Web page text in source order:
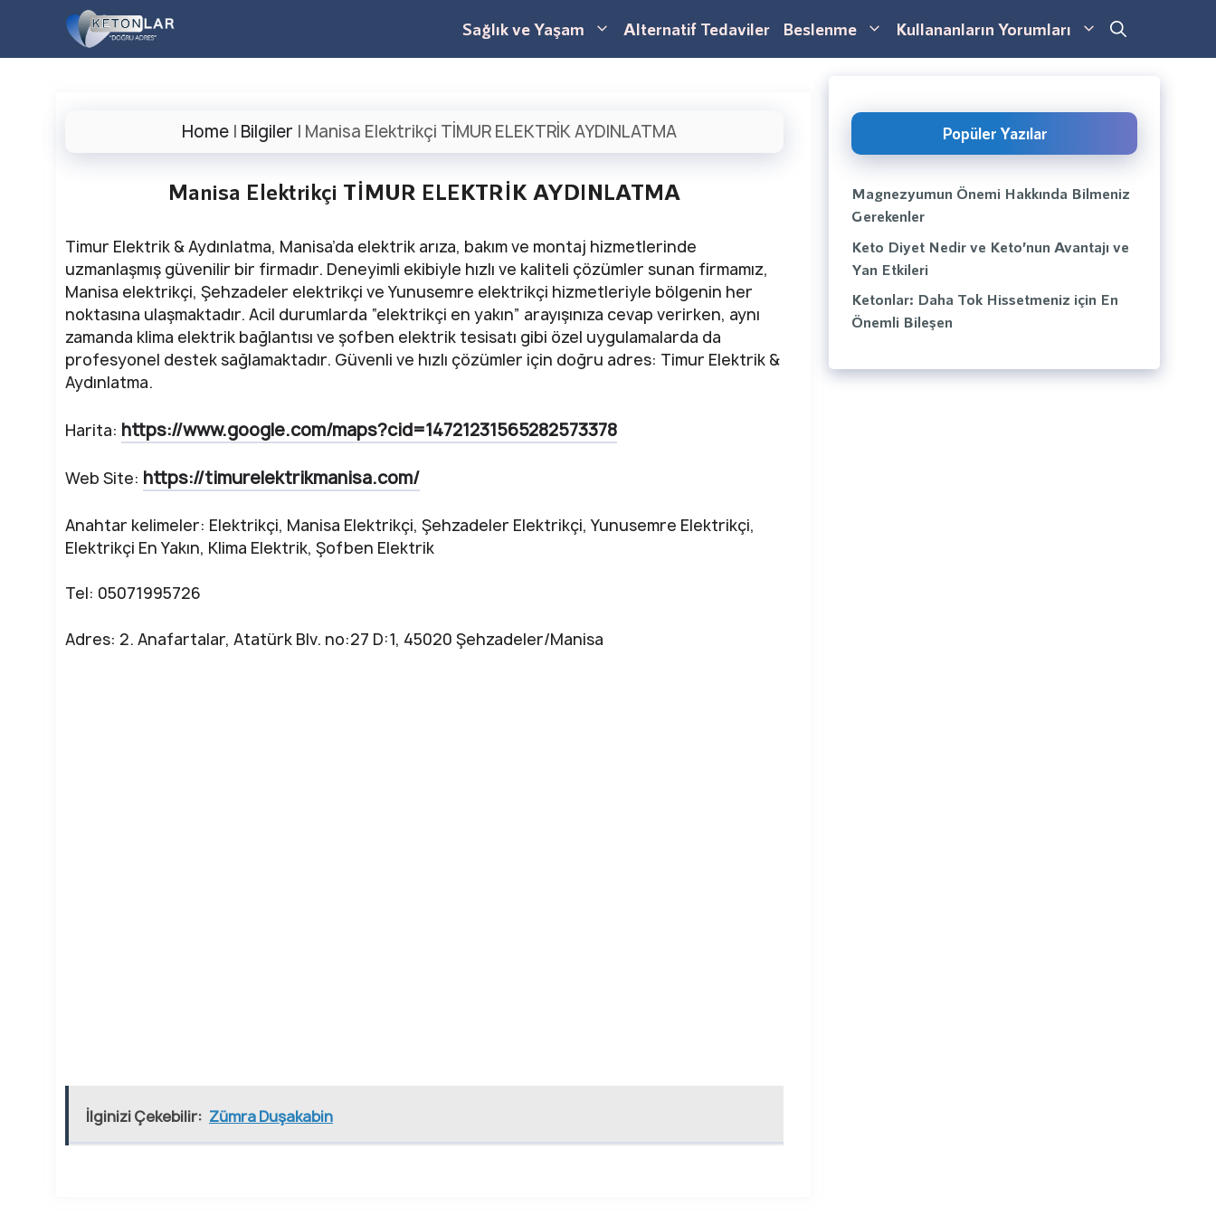
Sağlık ve Yaşam Alternatif Tedaviler Beslenme Kullananların Yorumları
Home| Bilgiler | Manisa Elektrikçi TİMUR ELEKTRİK AYDINLATMA
Manisa Elektrikçi TİMUR ELEKTRİK AYDINLATMA
Timur Elektrik & Aydınlatma, Manisa’da elektrik arıza, bakım ve montaj hizmetlerinde
uzmanlaşmış güvenilir bir firmadır. Deneyimli ekibiyle hızlı ve kaliteli çözümler sunan firmamız,
Manisa elektrikçi, Şehzadeler elektrikçi ve Yunusemre elektrikçi hizmetleriyle bölgenin her
noktasına ulaşmaktadır. Acil durumlarda “elektrikçi en yakın” arayışınıza cevap verirken, aynı
zamanda klima elektrik bağlantısı ve şofben elektrik tesisatı gibi özel uygulamalarda da
profesyonel destek sağlamaktadır. Güvenli ve hızlı çözümler için doğru adres: Timur Elektrik &
Aydınlatma.
Harita: https://www.google.com/maps?cid=14721231565282573378
Web Site: https://timurelektrikmanisa.com/
Anahtar kelimeler: Elektrikçi, Manisa Elektrikçi, Şehzadeler Elektrikçi, Yunusemre Elektrikçi,
Elektrikçi En Yakın, Klima Elektrik, Şofben Elektrik
Tel: 05071995726
Adres: 2. Anafartalar, Atatürk Blv. no:27 D:1, 45020 Şehzadeler/Manisa
İlginizi Çekebilir: Zümra Duşakabin
Popüler Yazılar
Magnezyumun Önemi Hakkında Bilmeniz
Gerekenler
Keto Diyet Nedir ve Keto’nun Avantajı ve
Yan Etkileri
Ketonlar: Daha Tok Hissetmeniz için En
Önemli Bileşen